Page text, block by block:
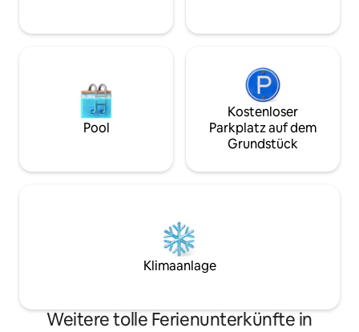
Pool
Kostenloser
Parkplatz auf dem
Grundstück
Klimaanlage
Weitere tolle Ferienunterkünfte in